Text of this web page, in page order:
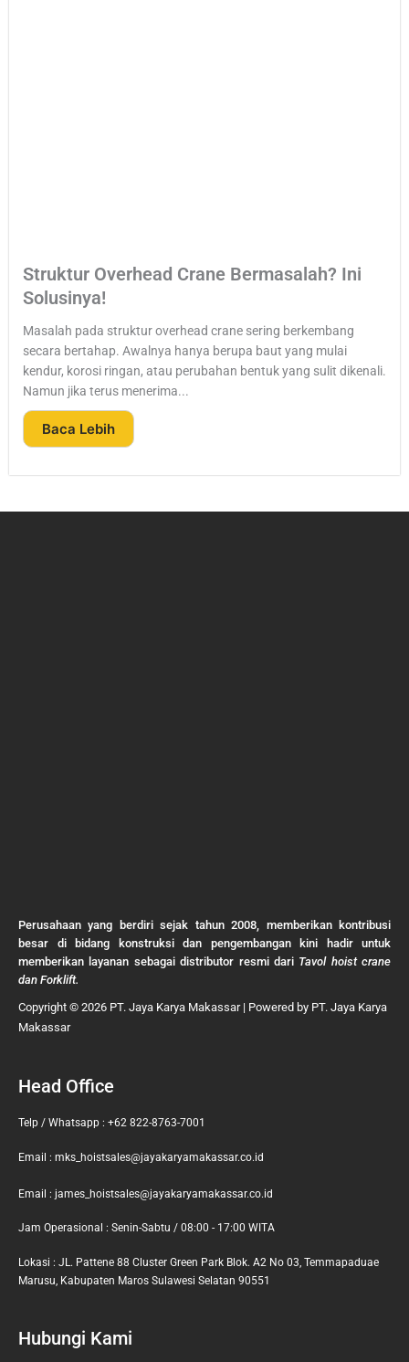
Struktur Overhead Crane Bermasalah? Ini
Solusinya!
Masalah pada struktur overhead crane sering berkembang
secara bertahap. Awalnya hanya berupa baut yang mulai
kendur, korosi ringan, atau perubahan bentuk yang sulit dikenali.
Namun jika terus menerima...
Baca Lebih
Perusahaan yang berdiri sejak tahun 2008, memberikan kontribusi
besar di bidang konstruksi dan pengembangan kini hadir untuk
memberikan layanan sebagai distributor resmi dari Tavol hoist crane
dan Forklift.
Copyright © 2026 PT. Jaya Karya Makassar | Powered by PT. Jaya Karya
Makassar
Head Office
Telp / Whatsapp : +62 822-8763-7001
Email : mks_hoistsales@jayakaryamakassar.co.id
Email : james_hoistsales@jayakaryamakassar.co.id
Jam Operasional : Senin-Sabtu / 08:00 - 17:00 WITA
Lokasi : JL. Pattene 88 Cluster Green Park Blok. A2 No 03, Temmapaduae
Marusu, Kabupaten Maros Sulawesi Selatan 90551
Hubungi Kami